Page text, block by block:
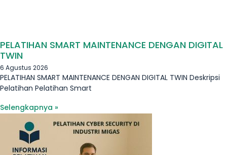
PELATIHAN SMART MAINTENANCE DENGAN DIGITAL
TWIN
6 Agustus 2026
PELATIHAN SMART MAINTENANCE DENGAN DIGITAL TWIN Deskripsi
Pelatihan Pelatihan Smart
Selengkapnya »